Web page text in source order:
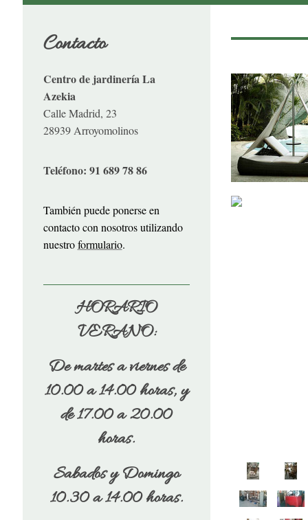
Contacto
Centro de jardinería La
Azekia
Calle Madrid, 23
28939 Arroyomolinos
Teléfono: 91 689 78 86
También puede ponerse en
contacto con nosotros utilizando
nuestro formulario.
HORARIO
VERANO:
De martes a viernes de
10.00 a 14.00 horas, y
de 17.00 a 20.00
horas.
Sabados y Domingo
10.30 a 14.00 horas.